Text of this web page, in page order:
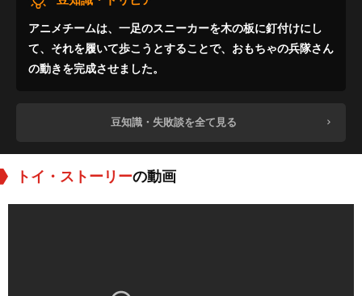
アニメチームは、一足のスニーカーを木の板に釘付けにし
て、それを履いて歩こうとすることで、おもちゃの兵隊さん
の動きを完成させました。
豆知識・失敗談を全て見る
トイ・ストーリーの動画